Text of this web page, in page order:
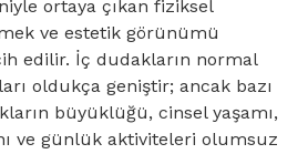
ortaya çıkan fiziksel
ve estetik görünümü
edilir. İç dudakların normal
oldukça geniştir; ancak bazı
büyüklüğü, cinsel yaşamı,
ve günlük aktiviteleri olumsuz